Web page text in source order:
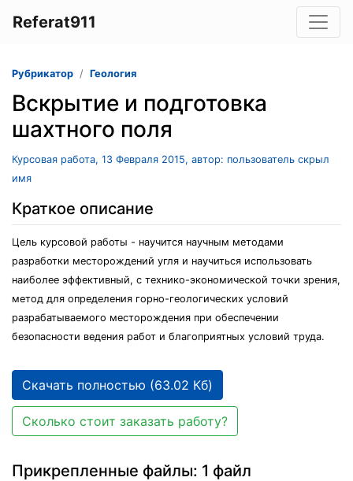
Referat911
Рубрикатор Геология
Вскрытие и подготовка
шахтного поля
Курсовая работа, 13 Февраля 2015, автор: пользователь скрыл
имя
Краткое описание
Цель курсовой работы - научится научным методами
разработки месторождений угля и научиться использовать
наиболее эффективный, с технико-экономической точки зрения,
метод для определения горно-геологических условий
разрабатываемого месторождения при обеспечении
безопасности ведения работ и благоприятных условий труда.
Скачать полностью (63.02 Кб)
Сколько стоит заказать работу?
Прикрепленные файлы: 1 файл